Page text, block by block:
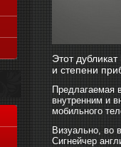
Этот
и степени
Предлагаемая
внутренним и
мобильного
Визуально, во
Сигнейчер